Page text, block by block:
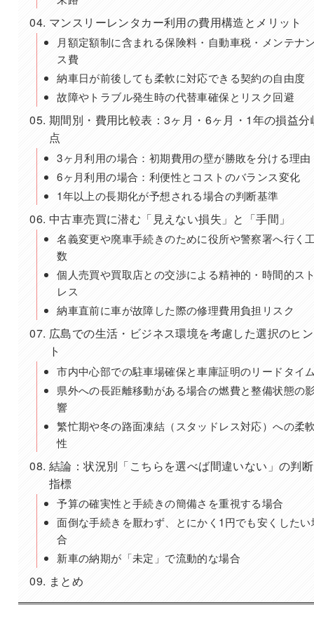
マンスリーレンタカー利用の費用構造とメリット
月額定額制に含まれる保険料・自動車税・メンテナ
ス費
納車日が前後しても柔軟に対応できる契約の自由度
故障やトラブル発生時の代替車確保とリスク回避
期間別・費用比較表：3ヶ月・6ヶ月・1年の損益分
点
3ヶ月利用の場合：初期費用の壁が勝敗を分ける理由
6ヶ月利用の場合：利便性とコストのバランス変化
1年以上の長期化が予想される場合の判断基準
中古車売買に潜む「見えない損失」と「手間」
名義変更や廃車手続きのために役所や警察署へ行く
数
個人売買や買取店との交渉による精神的・時間的ス
レス
納車直前に車が故障した際の修理費用負担リスク
広島での生活・ビジネス環境を考慮した選択のヒン
ト
市内中心部での駐車場確保と車庫証明のリードタイ
県外への長距離移動がある場合の燃費と整備状態の
響
繁忙期や冬の路面凍結（スタッドレス対応）への柔
性
結論：状況別「こちらを選べば間違いない」の判断
指標
予算の確実性と手続きの簡備さを重視する場合
面倒な手続きを厭わず、とにかく1円でも安くしたい
合
新車の納期が「未定」で流動的な場合
まとめ